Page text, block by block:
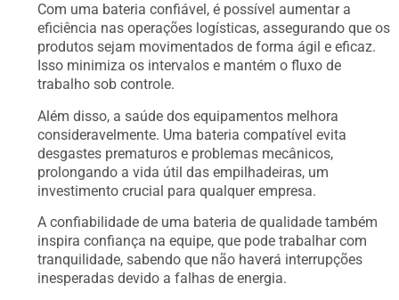
Com uma bateria confiável, é possível aumentar a
eficiência nas operações logísticas, assegurando que os
produtos sejam movimentados de forma ágil e eficaz.
Isso minimiza os intervalos e mantém o fluxo de
trabalho sob controle.
Além disso, a saúde dos equipamentos melhora
consideravelmente. Uma bateria compatível evita
desgastes prematuros e problemas mecânicos,
prolongando a vida útil das empilhadeiras, um
investimento crucial para qualquer empresa.
A confiabilidade de uma bateria de qualidade também
inspira confiança na equipe, que pode trabalhar com
tranquilidade, sabendo que não haverá interrupções
inesperadas devido a falhas de energia.